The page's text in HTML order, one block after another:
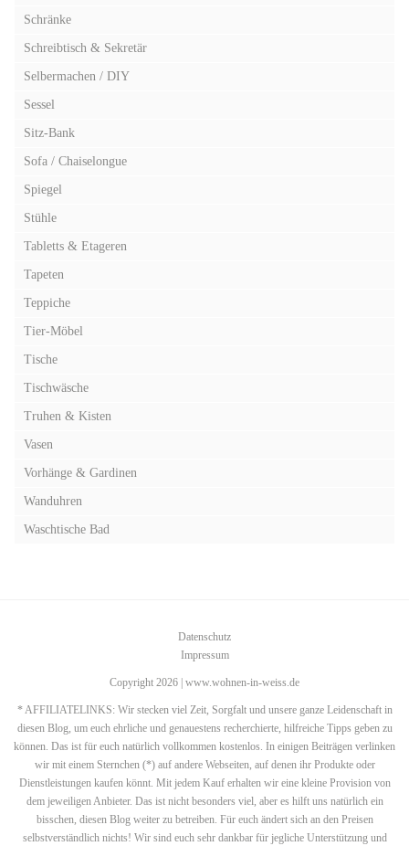
Schränke
Schreibtisch & Sekretär
Selbermachen / DIY
Sessel
Sitz-Bank
Sofa / Chaiselongue
Spiegel
Stühle
Tabletts & Etageren
Tapeten
Teppiche
Tier-Möbel
Tische
Tischwäsche
Truhen & Kisten
Vasen
Vorhänge & Gardinen
Wanduhren
Waschtische Bad
Datenschutz
Impressum
Copyright 2026 | www.wohnen-in-weiss.de
* AFFILIATELINKS: Wir stecken viel Zeit, Sorgfalt und unsere ganze Leidenschaft in
diesen Blog, um euch ehrliche und genauestens recherchierte, hilfreiche Tipps geben zu
können. Das ist für euch natürlich vollkommen kostenlos. In einigen Beiträgen verlinken
wir mit einem Sternchen (*) auf andere Webseiten, auf denen ihr Produkte oder
Dienstleistungen kaufen könnt. Mit jedem Kauf erhalten wir eine kleine Provision von
dem jeweiligen Anbieter. Das ist nicht besonders viel, aber es hilft uns natürlich ein
bisschen, diesen Blog weiter zu betreiben. Für euch ändert sich an den Preisen
selbstverständlich nichts! Wir sind euch sehr dankbar für jegliche Unterstützung und